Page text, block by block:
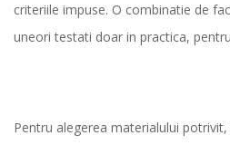
criteriile impuse. O combinatie de
uneori testati doar in practica,
Pentru alegerea materialului